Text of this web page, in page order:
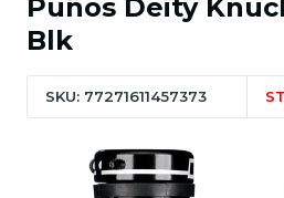
Puños Deity
Blk
SKU: 77271611457373